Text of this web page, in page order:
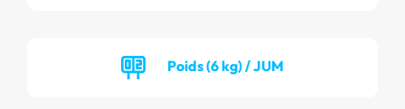
Poids (6 kg) / JUM